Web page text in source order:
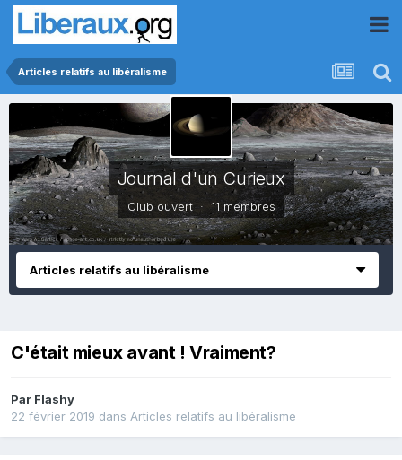
Articles relatifs au libéralisme
Journal d'un Curieux
Club ouvert · 11 membres
Articles relatifs au libéralisme
C'était mieux avant ! Vraiment?
Par Flashy
22 février 2019 dans Articles relatifs au libéralisme